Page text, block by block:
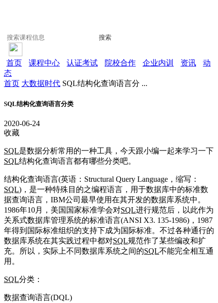
搜索
首页 课程中心 认证考试 院校合作 企业内训 资讯
动
态
首页 大数据时代 SQL结构化查询语言分 ...
SQL结构化查询语言分类
2020-06-24
收藏
SQL是数据分析常用的一种工具，今天跟小编一起来学习一下
SQL结构化查询语言都有哪些分类吧。
结构化查询语言(英语：Structural Query Language，缩写：
SQL)，是一种特殊目的之编程语言，用于数据库中的标准数
据查询语言，IBM公司最早使用在其开发的数据库系统中。
1986年10月，美国国家标准学会对SQL进行规范后，以此作为
关系式数据库管理系统的标准语言(ANSI X3. 135-1986)，1987
年得到国际标准组织的支持下成为国际标准。不过各种通行的
数据库系统在其实践过程中都对SQL规范作了某些编改和扩
充。所以，实际上不同数据库系统之间的SQL不能完全相互通
用。
SQL分类：
数据查询语言(DQL)